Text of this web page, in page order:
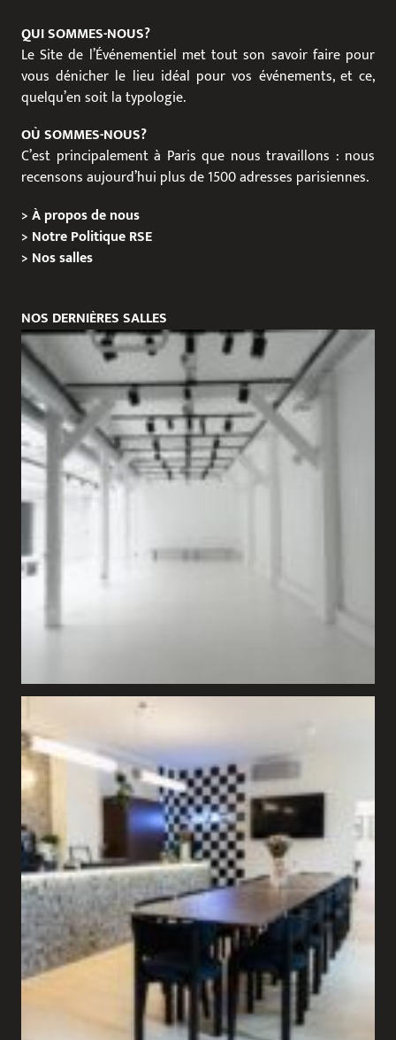
QUI SOMMES-NOUS?
Le Site de l’Événementiel met tout son savoir faire pour
vous dénicher le lieu idéal pour vos événements, et ce,
quelqu’en soit la typologie.
OÙ SOMMES-NOUS?
C’est principalement à Paris que nous travaillons : nous
recensons aujourd’hui plus de 1500 adresses parisiennes.
>À propos de nous
> Notre Politique RSE
> Nos salles
NOS DERNIÈRES SALLES